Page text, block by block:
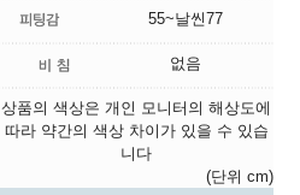
55~날씬77
없음
상품의 색상은 개인 모니터의 해상도에
따라 약간의 색상 차이가 있을 수 있습
니다
(단위 cm)